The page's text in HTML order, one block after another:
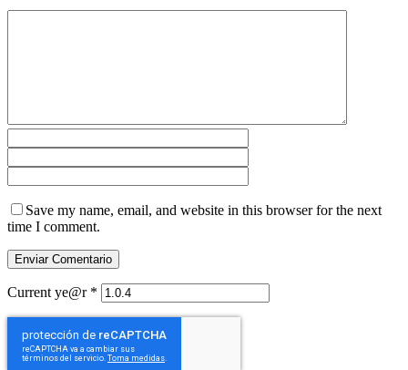
Save my name, email, and website in this browser for the next
time I comment.
Current ye@r *